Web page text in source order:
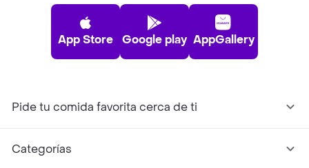
App Store Google play AppGallery
Pide tu comida favorita cerca de ti
Categorías